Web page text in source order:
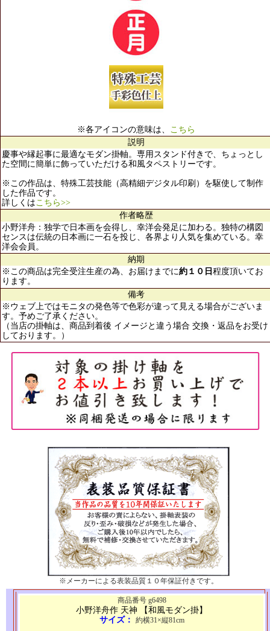
※各アイコンの意味は、 こちら
説明
慶事や縁起事に最適なモダン掛軸。専用スタンド付きで、ちょっとし
た空間に簡単に飾っていただける和風タペストリーです。
※この作品は、特殊工芸技能（高精細デジタル印刷）を駆使して制作
した作品です。
詳しくはこちら>>
作者略歴
小野洋舟：独学で日本画を会得し、幸洋会発足に加わる。独特の構図
センスは伝統の日本画に一石を投じ、各界より人気を集めている。幸
洋会会員。
納期
※この商品は完全受注生産の為、お届けまでに約１０日 程度頂いてお
ります。
備考
※ウェブ上ではモニタの発色等で色彩が違って見える場合がございま
す。予めご了承ください。
（当店の掛軸は、商品到着後 イメージと違う場合 交換・返品をお受け
しております。）
※メーカーによる表装品質１０年保証付きです。
商品番号 g6498
小野洋舟作 天神 【和風モダン掛】
サイズ： 約横31×縦81cm